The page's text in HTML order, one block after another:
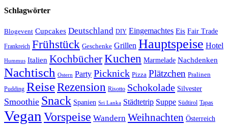
Schlagwörter
Blogevent Cupcakes Deutschland DIY Eingemachtes Eis Fair Trade
Frankreich Frühstück Geschenke Grillen Hauptspeise Hotel
Hummus Italien KochbücherKuchen Marmelade Nachdenken
Nachtisch Ostern Party Picknick Pizza Plätzchen Pralinen
Pudding ReiseRezension Risotto Schokolade Silvester
Smoothie Snack Spanien Sri Lanka Städtetrip Suppe Südtirol Tapas
Vegan Vorspeise Wandern Weihnachten Österreich